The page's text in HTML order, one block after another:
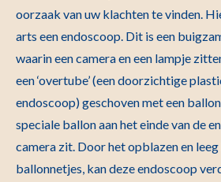
oorzaak van uw klachten te vinden.
arts een endoscoop. Dit is een
waarin een camera en een lampje
een ‘overtube’ (een doorzichtige
endoscoop) geschoven met een
speciale ballon aan het einde van de
camera zit. Door het opblazen en
ballonnetjes, kan deze endoscoop